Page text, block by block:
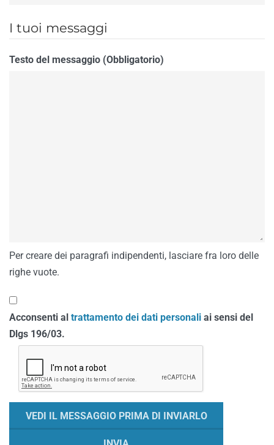
I tuoi messaggi
Testo del messaggio (Obbligatorio)
Per creare dei paragrafi indipendenti, lasciare fra loro delle
righe vuote.
Acconsenti al trattamento dei dati personali ai sensi del
Dlgs 196/03.